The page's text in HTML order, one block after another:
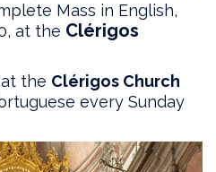
Mass in English,
at the Clérigos
the Clérigos Church
every Sunday